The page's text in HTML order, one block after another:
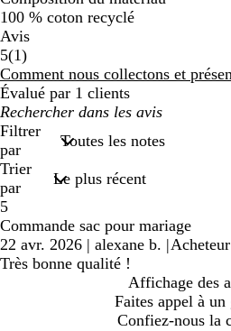
100 % coton recyclé
Avis
5(11
avis
)
Comment nous collectons et
Évalué par 1 clients
Mes
recherches
saisies
Filtrer
par
Trier
par
5
Commande sac pour mariage
22 avr. 2026 | alexane b. |
Très bonne qualité !
Affichage des
Faites appel à un
Confiez-nous la